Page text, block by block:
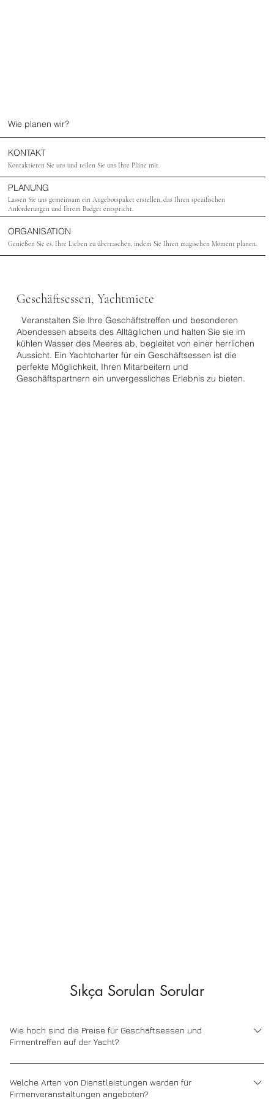
​Wie planen wir?
KONTAKT
​Kontaktieren Sie uns und teilen Sie uns Ihre Pläne mit.
PLANUNG
​Lassen Sie uns gemeinsam ein Angebotspaket erstellen, das Ihren spezifischen
Anforderungen und Ihrem Budget entspricht.
​ORGANISATION
Genießen Sie es, Ihre Lieben zu überraschen, indem Sie Ihren magischen Moment planen.
​Geschäftsessen, Yachtmiete
​ Veranstalten Sie Ihre Geschäftstreffen und besonderen
Abendessen abseits des Alltäglichen und halten Sie sie im
kühlen Wasser des Meeres ab, begleitet von einer herrlichen
Aussicht. Ein Yachtcharter für ein Geschäftsessen ist die
perfekte Möglichkeit, Ihren Mitarbeitern und
Geschäftspartnern ein unvergessliches Erlebnis zu bieten.
Sıkça Sorulan Sorular
Wie hoch sind die Preise für Geschäftsessen und
Firmentreffen auf der Yacht?
Die Preise für Geschäftsessen und Firmentreffen auf einer Yacht
variieren je nach Größe der gewählten Yacht, Leistungsumfang,
Menüoptionen und Einzelheiten der Organisation. Bitte
Welche Arten von Dienstleistungen werden für
Firmenveranstaltungen angeboten?